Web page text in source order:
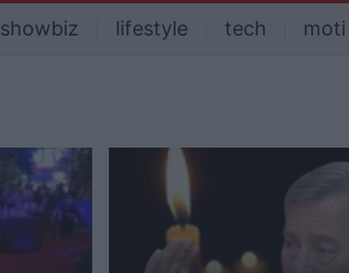
showbiz lifestyle tech moti